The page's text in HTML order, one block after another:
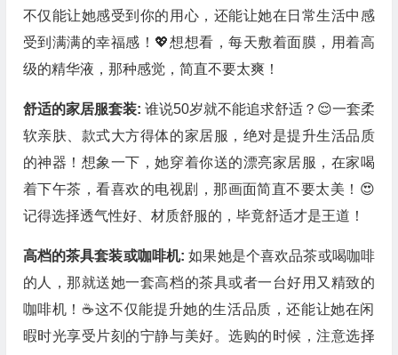
不仅能让她感受到你的用心，还能让她在日常生活中感
受到满满的幸福感！💖想想看，每天敷着面膜，用着高
级的精华液，那种感觉，简直不要太爽！
舒适的家居服套装: 谁说50岁就不能追求舒适？😌一套柔
软亲肤、款式大方得体的家居服，绝对是提升生活品质
的神器！想象一下，她穿着你送的漂亮家居服，在家喝
着下午茶，看喜欢的电视剧，那画面简直不要太美！😍
记得选择透气性好、材质舒服的，毕竟舒适才是王道！
高档的茶具套装或咖啡机:如果她是个喜欢品茶或喝咖啡
的人，那就送她一套高档的茶具或者一台好用又精致的
咖啡机！☕️这不仅能提升她的生活品质，还能让她在闲
暇时光享受片刻的宁静与美好。选购的时候，注意选择